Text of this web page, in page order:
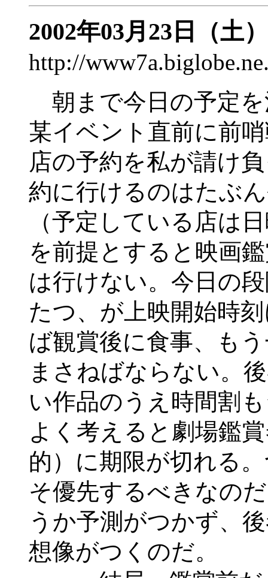
2002年03月23日（土）
http://
朝まで今日の予定
某イベント直前に前
店の予約を私が請け
約に行けるのはたぶ
（予定している店は
を前提とすると映画
は行けない。今日の
たつ、が上映開始時
ば観賞後に食事、も
まさねばならない。
い作品のうえ時間割
よく考えると劇場鑑
的）に期限が切れる
そ優先するべきなの
うか予測がつかず、
想像がつくのだ。